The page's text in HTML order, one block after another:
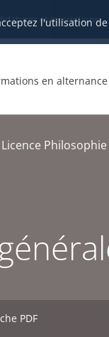
l'utilisation
et inscriptions
en alternance
Licence Philosophie
PDF